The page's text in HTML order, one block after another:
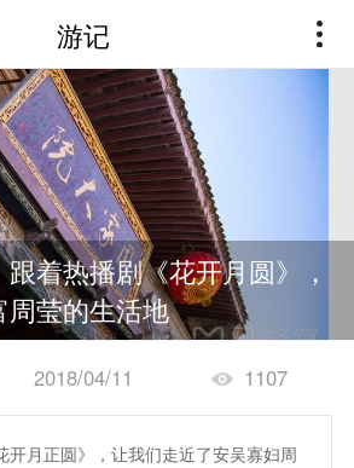
游记
跟着热播剧《花开月圆》，
莹的生活地
2018/04/11 1107
开月正圆》，让我们走近了安吴寡妇周